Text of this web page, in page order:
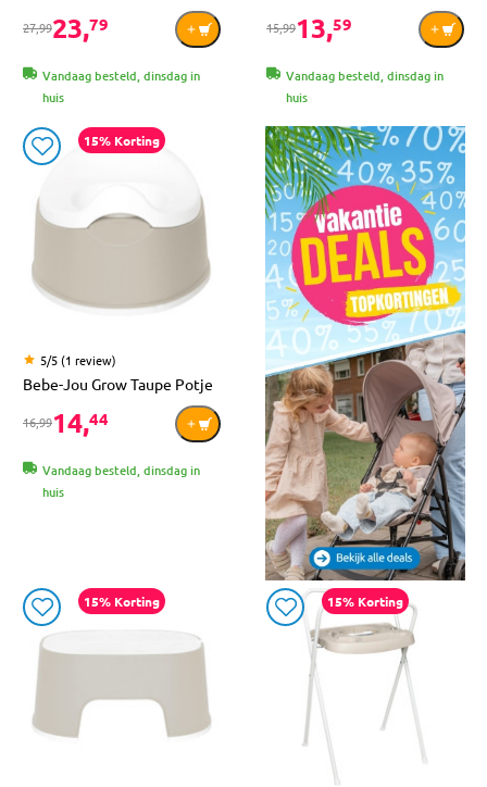
27,9923,79
Vandaag besteld, dinsdag in
huis
15,9913,59
Vandaag besteld, dinsdag in
huis
15% Korting
5/5 (1 review)
Bebe-Jou Grow Taupe Potje
16,9914,44
Vandaag besteld, dinsdag in
huis
15% Korting 15% Korting